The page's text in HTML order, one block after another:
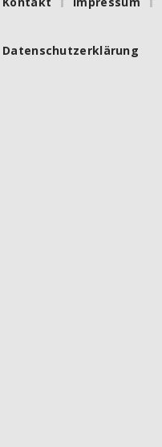
Datenschutzerklärung